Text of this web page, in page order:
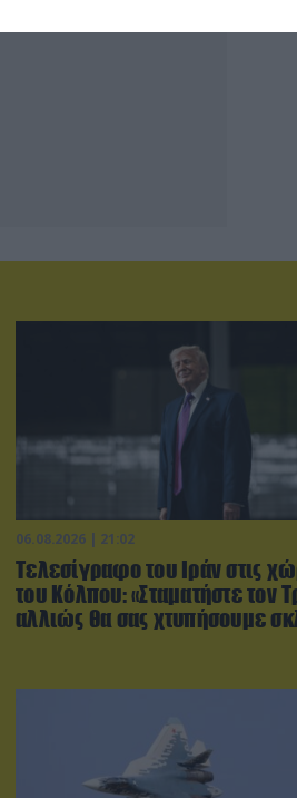
06.08.2026 | 21:02
Τελεσίγραφο του Ιράν στις
του Κόλπου: «Σταματήστε τον
αλλιώς θα σας χτυπήσουμε